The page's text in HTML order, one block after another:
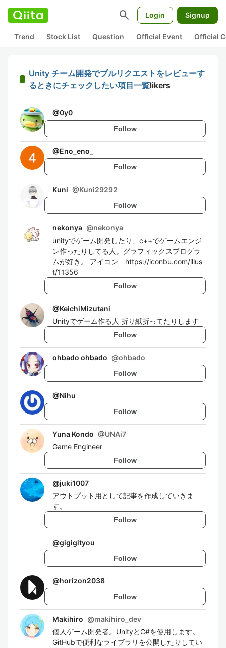
search Login Signup
Trend Stock List Question Official Event Official
Unity チーム開発でプルリクエストをレビューす
るときにチェックしたい項目一覧likers
@0y0
Follow
@Eno_eno_
Follow
Kuni @Kuni29292
Follow
nekonya @nekonya
unityでゲーム開発したり、c++でゲームエンジ
ン作ったりしてる人。グラフィックスプログラ
ムが好き。 アイコン https://iconbu.com/illus
t/11356
Follow
@KeichiMizutani
Unityでゲーム作る人 折り紙折ってたりします
Follow
ohbado ohbado @ohbado
Follow
@Nihu
Follow
Yuna Kondo @UNAi7
Game Engineer
Follow
@juki1007
アウトプット用として記事を作成していきま
す。
Follow
@gigigityou
Follow
@horizon2038
Follow
Makihiro @makihiro_dev
個人ゲーム開発者。UnityとC#を使用します。
GitHubで便利なライブラリを公開したりしてい